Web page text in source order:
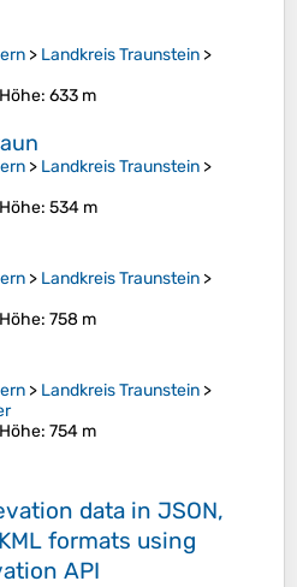
> Landkreis Traunstein >
: 633 m
> Landkreis Traunstein >
: 534 m
> Landkreis Traunstein >
: 758 m
> Landkreis Traunstein >
: 754 m
data in JSON,
formats using
API